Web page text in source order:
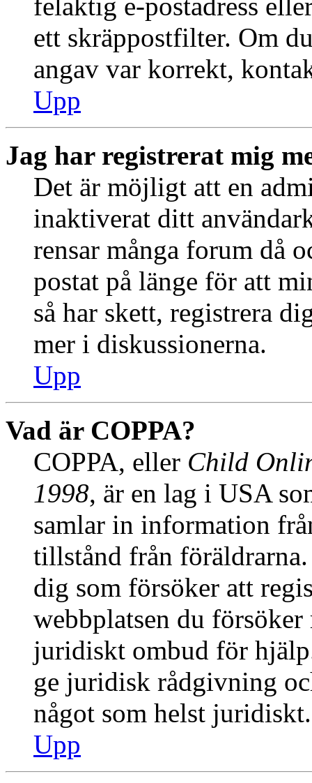
ett skräppostfilter. Om
angav var korrekt,
Upp
Jag har registrerat mig
Det är möjligt att en
inaktiverat ditt
rensar många forum då
postat på länge för att
så har skett, registrera
mer i diskussionerna.
Upp
Vad är COPPA?
COPPA, eller Child
1998, är en lag i USA
samlar in information
tillstånd från
dig som försöker att
webbplatsen du
juridiskt ombud för
ge juridisk rådgivning
något som helst juridiskt.
Upp